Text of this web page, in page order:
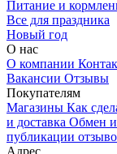
Питание и
Все для праздника
Новый год
О нас
О компании
Вакансии Отзывы
Покупателям
Магазины Как
и доставка Обмен и
публикации
Адрес